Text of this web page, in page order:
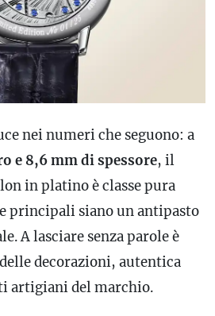
nei numeri che seguono: a
e 8,6 mm di spessore, il
in platino è classe pura
principali siano un antipasto
A lasciare senza parole è
decorazioni, autentica
artigiani del marchio.